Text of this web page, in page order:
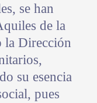
se han
de la
la Dirección
su esencia
pues